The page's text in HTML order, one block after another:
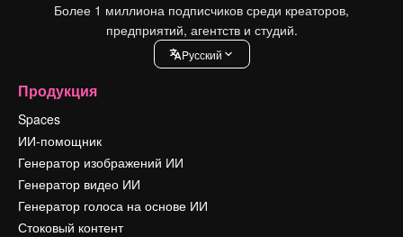
Более 1 миллиона подписчиков среди креаторов,
предприятий, агентств и студий.
Pусский
Продукция
Spaces
ИИ-помощник
Генератор изображений ИИ
Генератор видео ИИ
Генератор голоса на основе ИИ
Стоковый контент